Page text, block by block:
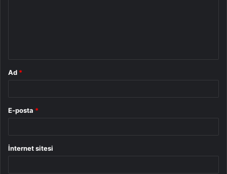
Ad *
E-posta *
İnternet sitesi